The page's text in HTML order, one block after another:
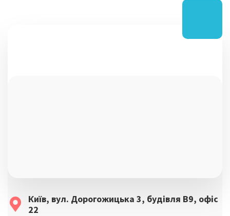
Київ, вул. Дорогожицька 3, будівля B9, офіс
22